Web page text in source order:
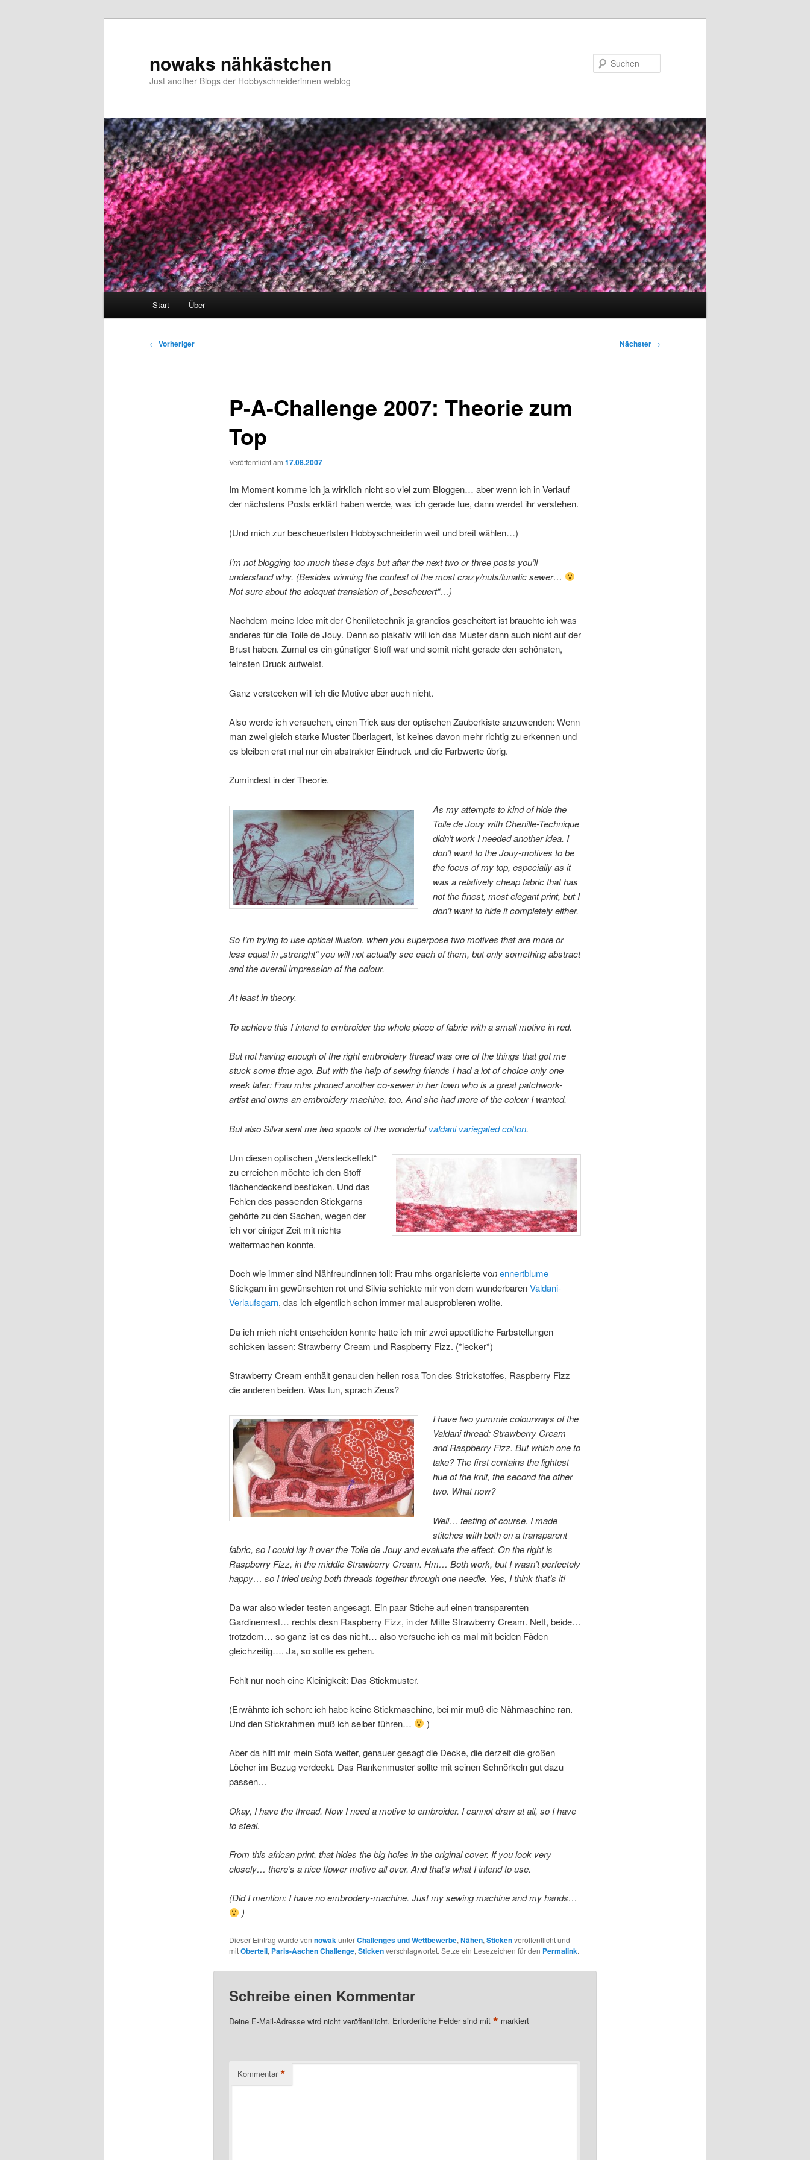
nowaks nähkästchen
Just another Blogs der Hobbyschneiderinnen weblog
Start Über
Beitragsnavigation
← Vorheriger Nächster →
P-A-Challenge 2007: Theorie zum
Top
Veröffentlicht am 17.08.2007
Im Moment komme ich ja wirklich nicht so viel zum Bloggen… aber wenn ich in Verlauf
der nächstens Posts erklärt haben werde, was ich gerade tue, dann werdet ihr verstehen.
(Und mich zur bescheuertsten Hobbyschneiderin weit und breit wählen…)
I’m not blogging too much these days but after the next two or three posts you’ll
understand why. (Besides winning the contest of the most crazy/nuts/lunatic sewer…
Not sure about the adequat translation of „bescheuert“…)
Nachdem meine Idee mit der Chenilletechnik ja grandios gescheitert ist brauchte ich was
anderes für die Toile de Jouy. Denn so plakativ will ich das Muster dann auch nicht auf der
Brust haben. Zumal es ein günstiger Stoff war und somit nicht gerade den schönsten,
feinsten Druck aufweist.
Ganz verstecken will ich die Motive aber auch nicht.
Also werde ich versuchen, einen Trick aus der optischen Zauberkiste anzuwenden: Wenn
man zwei gleich starke Muster überlagert, ist keines davon mehr richtig zu erkennen und
es bleiben erst mal nur ein abstrakter Eindruck und die Farbwerte übrig.
Zumindest in der Theorie.
As my attempts to kind of hide the
Toile de Jouy with Chenille-Technique
didn’t work I needed another idea. I
don’t want to the Jouy-motives to be
the focus of my top, especially as it
was a relatively cheap fabric that has
not the finest, most elegant print, but I
don’t want to hide it completely either.
So I’m trying to use optical illusion. when you superpose two motives that are more or
less equal in „strenght“ you will not actually see each of them, but only something abstract
and the overall impression of the colour.
At least in theory.
To achieve this I intend to embroider the whole piece of fabric with a small motive in red.
But not having enough of the right embroidery thread was one of the things that got me
stuck some time ago. But with the help of sewing friends I had a lot of choice only one
week later: Frau mhs phoned another co-sewer in her town who is a great patchwork-
artist and owns an embroidery machine, too. And she had more of the colour I wanted.
But also Silva sent me two spools of the wonderfulvaldani variegated cotton.
Um diesen optischen „Versteckeffekt“
zu erreichen möchte ich den Stoff
flächendeckend besticken. Und das
Fehlen des passenden Stickgarns
gehörte zu den Sachen, wegen der
ich vor einiger Zeit mit nichts
weitermachen konnte.
Doch wie immer sind Nähfreundinnen toll: Frau mhs organisierte vonennertblume
Stickgarn im gewünschten rot und Silvia schickte mir von dem wunderbarenValdani-
Verlaufsgarn, das ich eigentlich schon immer mal ausprobieren wollte.
Da ich mich nicht entscheiden konnte hatte ich mir zwei appetitliche Farbstellungen
schicken lassen: Strawberry Cream und Raspberry Fizz. (*lecker*)
Strawberry Cream enthält genau den hellen rosa Ton des Strickstoffes, Raspberry Fizz
die anderen beiden. Was tun, sprach Zeus?
I have two yummie colourways of the
Valdani thread: Strawberry Cream
and Raspberry Fizz. But which one to
take? The first contains the lightest
hue of the knit, the second the other
two. What now?
Well… testing of course. I made
stitches with both on a transparent
fabric, so I could lay it over the Toile de Jouy and evaluate the effect. On the right is
Raspberry Fizz, in the middle Strawberry Cream. Hm… Both work, but I wasn’t perfectely
happy… so I tried using both threads together through one needle. Yes, I think that’s it!
Da war also wieder testen angesagt. Ein paar Stiche auf einen transparenten
Gardinenrest… rechts desn Raspberry Fizz, in der Mitte Strawberry Cream. Nett, beide…
trotzdem… so ganz ist es das nicht… also versuche ich es mal mit beiden Fäden
gleichzeitig…. Ja, so sollte es gehen.
Fehlt nur noch eine Kleinigkeit: Das Stickmuster.
(Erwähnte ich schon: ich habe keine Stickmaschine, bei mir muß die Nähmaschine ran.
Und den Stickrahmen muß ich selber führen…
)
Aber da hilft mir mein Sofa weiter, genauer gesagt die Decke, die derzeit die großen
Löcher im Bezug verdeckt. Das Rankenmuster sollte mit seinen Schnörkeln gut dazu
passen…
Okay, I have the thread. Now I need a motive to embroider. I cannot draw at all, so I have
to steal.
From this african print, that hides the big holes in the original cover. If you look very
closely… there’s a nice flower motive all over. And that’s what I intend to use.
(Did I mention: I have no embrodery-machine. Just my sewing machine and my hands…
)
Dieser Eintrag wurde von nowakunterChallenges und Wettbewerbe, Nähen, Stickenveröffentlicht und
mitOberteil, Paris-Aachen Challenge, Stickenverschlagwortet. Setze ein Lesezeichen für den Permalink.
Schreibe einen Kommentar
Deine E-Mail-Adresse wird nicht veröffentlicht. Erforderliche Felder sind mit * markiert
Kommentar *